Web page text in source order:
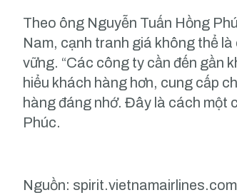
Theo ông Nguyễn Tuấn Hồng
Nam, cạnh tranh giá không thể
vững. “Các công ty cần đến gần
hiểu khách hàng hơn, cung cấp
hàng đáng nhớ. Đây là cách một
Phúc.
Nguồn: spirit.vietnamairlines.com